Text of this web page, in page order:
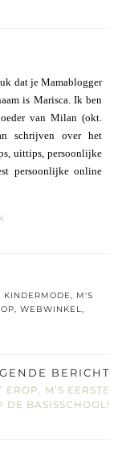
dat je Mamablogger
is Marisca. Ik ben
van Milan (okt.
schrijven over het
uittips, persoonlijke
persoonlijke online
KINDERMODE, M'S
, WEBWINKEL,
BERICHT
EROP, M’S EERSTE
DE BASISSCHOOL!